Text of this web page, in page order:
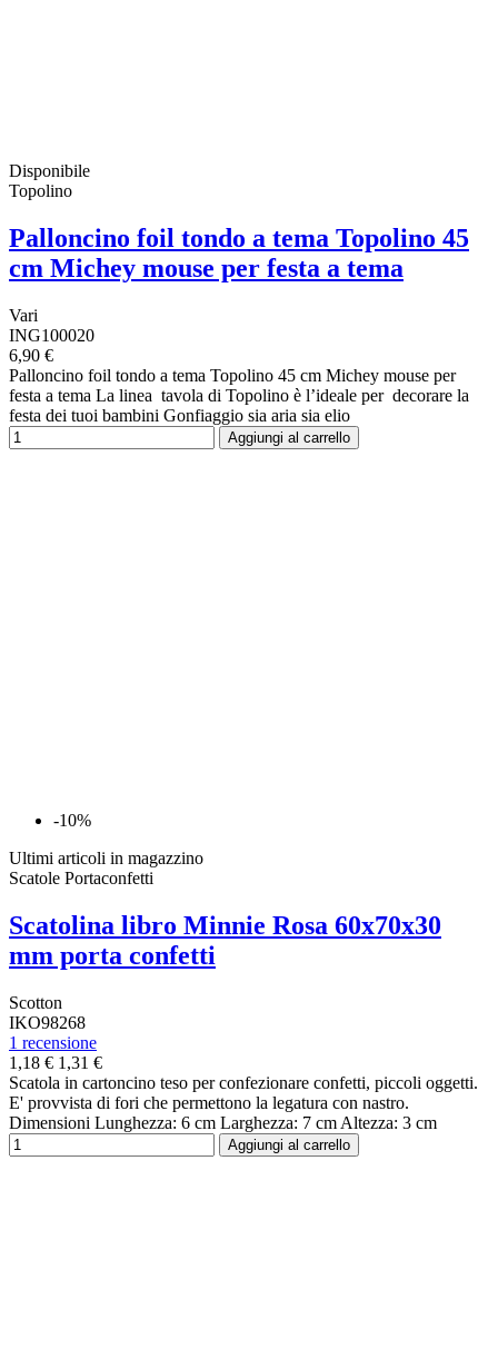
Disponibile
Topolino
Palloncino foil tondo a tema Topolino 45
cm Michey mouse per festa a tema
Vari
ING100020
6,90 €
Palloncino foil tondo a tema Topolino 45 cm Michey mouse per
festa a tema La linea tavola di Topolino è l’ideale per decorare la
festa dei tuoi bambini Gonfiaggio sia aria sia elio
Aggiungi al carrello
-10%
Ultimi articoli in magazzino
Scatole Portaconfetti
Scatolina libro Minnie Rosa 60x70x30
mm porta confetti
Scotton
IKO98268
1 recensione
1,18 € 1,31 €
Scatola in cartoncino teso per confezionare confetti, piccoli oggetti.
E' provvista di fori che permettono la legatura con nastro.
Dimensioni Lunghezza: 6 cm Larghezza: 7 cm Altezza: 3 cm
Aggiungi al carrello